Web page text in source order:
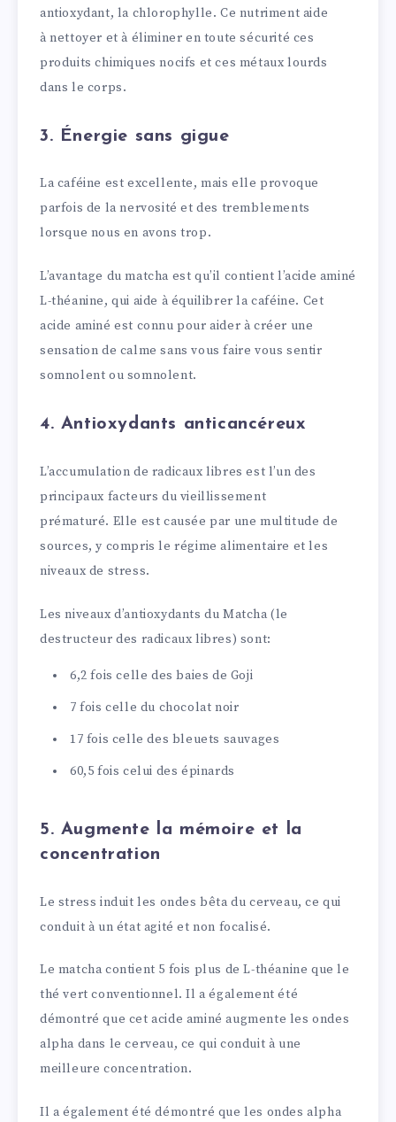
antioxydant, la chlorophylle. Ce nutriment aide
à nettoyer et à éliminer en toute sécurité ces
produits chimiques nocifs et ces métaux lourds
dans le corps.
3. Énergie sans gigue
La caféine est excellente, mais elle provoque
parfois de la nervosité et des tremblements
lorsque nous en avons trop.
L’avantage du matcha est qu’il contient l’acide aminé
L-théanine, qui aide à équilibrer la caféine. Cet
acide aminé est connu pour aider à créer une
sensation de calme sans vous faire vous sentir
somnolent ou somnolent.
4. Antioxydants anticancéreux
L’accumulation de radicaux libres est l’un des
principaux facteurs du vieillissement
prématuré. Elle est causée par une multitude de
sources, y compris le régime alimentaire et les
niveaux de stress.
Les niveaux d’antioxydants du Matcha (le
destructeur des radicaux libres) sont:
6,2 fois celle des baies de Goji
7 fois celle du chocolat noir
17 fois celle des bleuets sauvages
60,5 fois celui des épinards
5. Augmente la mémoire et la
concentration
Le stress induit les ondes bêta du cerveau, ce qui
conduit à un état agité et non focalisé.
Le matcha contient 5 fois plus de L-théanine que le
thé vert conventionnel. Il a également été
démontré que cet acide aminé augmente les ondes
alpha dans le cerveau, ce qui conduit à une
meilleure concentration.
Il a également été démontré que les ondes alpha